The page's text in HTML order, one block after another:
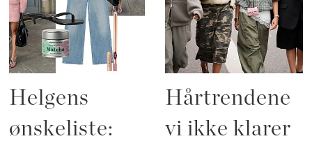
Helgens
ønskeliste:
Hårtrendene
vi ikke klarer